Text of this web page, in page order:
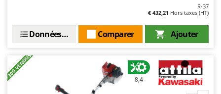
R-37
€ 432,21 Hors taxes (HT)
Ajouter
Comparer
Données techniques
+300 VENDUS 8,4